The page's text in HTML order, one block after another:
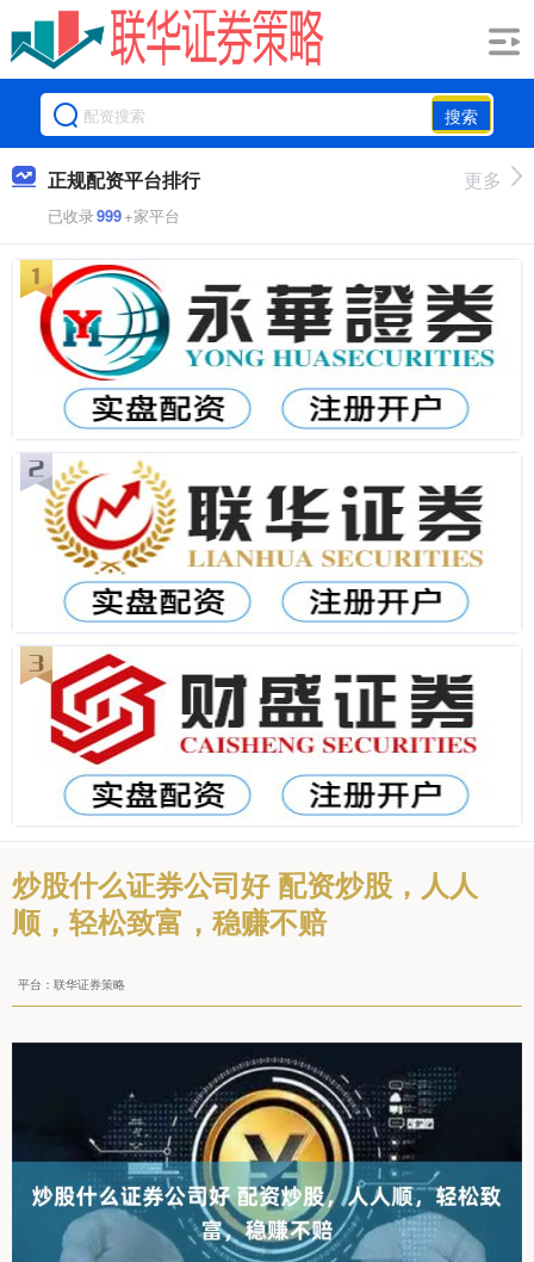
搜索
正规配资平台排行
已收录999+家平台
更多
炒股什么证券公司好 配资炒股，人人
顺，轻松致富，稳赚不赔
平台：联华证券策略